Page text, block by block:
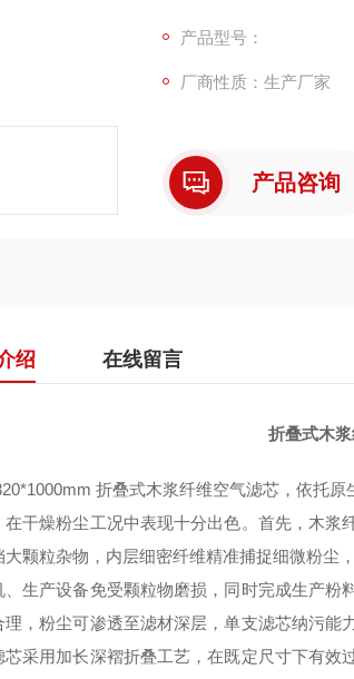
物、悬浮粉末。
产品型号：
厂商性质：生产厂家
产品咨询
绍 在线留言
折叠式木
折叠式木浆纤维空气滤芯，依托
在干燥粉尘工况中表现十分出色。首先，木浆
大颗粒杂物，内层细密纤维精准捕捉细微粉尘
、生产设备免受颗粒物磨损，同时完成生产粉
理，粉尘可渗透至滤材深层，单支滤芯纳污能
芯采用加长深褶折叠工艺，在既定尺寸下有效